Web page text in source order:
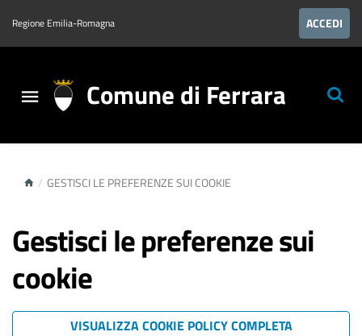
Regione Emilia-Romagna ACCEDI
Comune di Ferrara
/ GESTISCI LE PREFERENZE SUI COOKIE
Gestisci le preferenze sui
cookie
VISUALIZZA COOKIE POLICY COMPLETA